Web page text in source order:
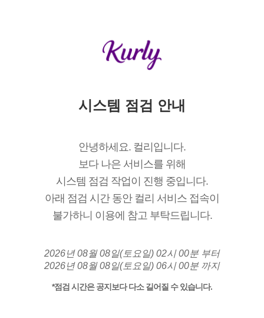
시스템 점검 안내
안녕하세요. 컬리입니다.
보다 나은 서비스를 위해
시스템 점검 작업이 진행 중입니다.
아래 점검 시간 동안 컬리 서비스 접속이
불가하니 이용에 참고 부탁드립니다.
2026년 08월 08일(토요일) 02시 00분 부터
2026년 08월 08일(토요일) 06시 00분 까지
*점검 시간은 공지보다 다소 길어질 수 있습니다.